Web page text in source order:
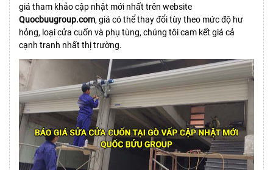
giá tham khảo cập nhật mới nhất trên website
Quocbuugroup.com, giá có thể thay đổi tùy theo mức độ hư
hỏng, loại cửa cuốn và phụ tùng, chúng tôi cam kết giá cả
cạnh tranh nhất thị trường.